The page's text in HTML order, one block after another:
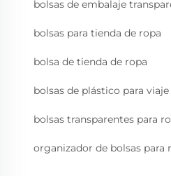
bolsas de embalaje
bolsas para tienda de ropa
bolsa de tienda de ropa
bolsas de plástico para
bolsas transparentes para
organizador de bolsas para